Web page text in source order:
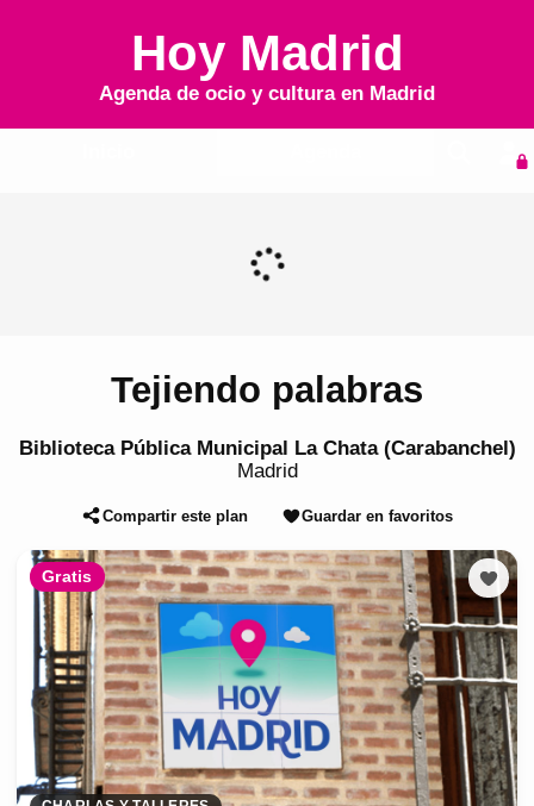
Hoy Madrid
Agenda de ocio y cultura en Madrid
Tejiendo palabras
Biblioteca Pública Municipal La Chata (Carabanchel)
Madrid
Compartir este plan Guardar en favoritos
Gratis